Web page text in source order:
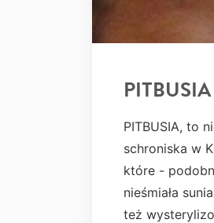
PITBUSIA, to
schroniska w
które -
nieśmiała
też